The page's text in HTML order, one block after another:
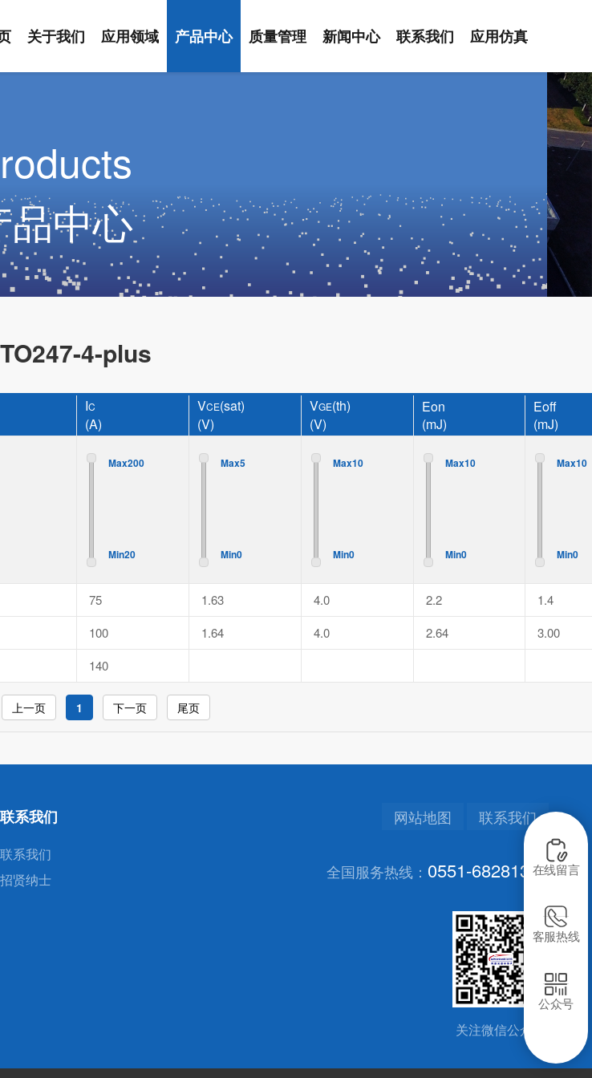
关于我们 应用领域 产品中心 质量管理 新闻中心 联系我们 应用仿真
品中心
TO247-4-plus
IC
(A)
VCE(sat)
(V)
VGE(th)
(V)
Eon
(mJ)
Eoff
(mJ)
Min20
Max200
Min0
Max5
Min0
Max10
Min0
Max10
Min0
Max10
75 1.63 4.0 2.2
1.4
100 1.64 4.0 2.64
3.00
140
上一页 1 下一页 尾页
网站地图 联系我们
全国服务热线： 0551-68281313
关注微信公众号
联系我们
联系我们
招贤纳士
在线留言
客服热线
公众号